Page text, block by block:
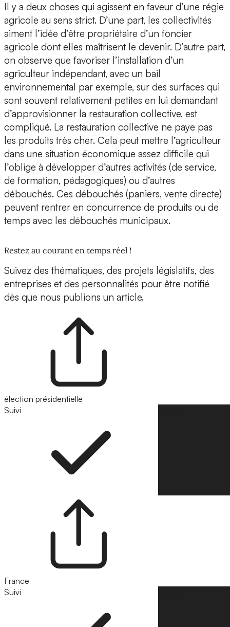
Il y a deux choses qui agissent en faveur d’une régie
agricole au sens strict. D’une part, les collectivités
aiment l’idée d’être propriétaire d’un foncier
agricole dont elles maîtrisent le devenir. D’autre part,
on observe que favoriser l’installation d’un
agriculteur indépendant, avec un bail
environnemental par exemple, sur des surfaces qui
sont souvent relativement petites en lui demandant
d’approvisionner la restauration collective, est
compliqué. La restauration collective ne paye pas
les produits très cher. Cela peut mettre l’agriculteur
dans une situation économique assez difficile qui
l’oblige à développer d’autres activités (de service,
de formation, pédagogiques) ou d’autres
débouchés. Ces débouchés (paniers, vente directe)
peuvent rentrer en concurrence de produits ou de
temps avec les débouchés municipaux.
Restez au courant en temps réel !
Suivez des thématiques, des projets législatifs, des
entreprises et des personnalités pour être notifié
dès que nous publions un article.
élection présidentielle
Suivi
France
Suivi